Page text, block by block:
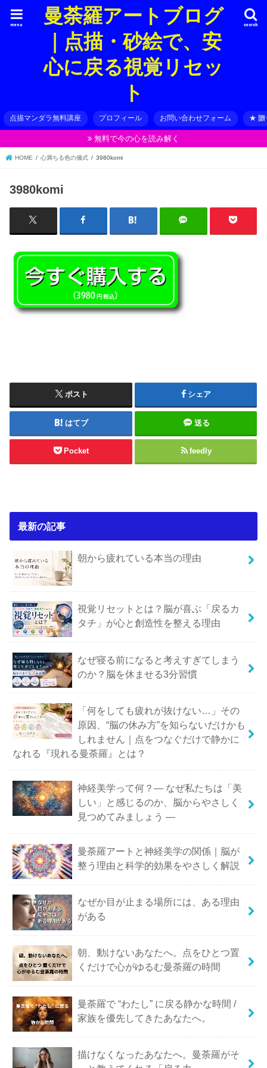
曼荼羅アートブログ
｜点描・砂絵で、安
心に戻る視覚リセッ
ト
search
menu
点描マンダラ無料講座 プロフィール お問い合わせフォーム ★ 贈
無料で今の心を読み解く
HOME 心満ちる色の儀式 3980komi
3980komi
ポスト シェア
はてブ 送る
Pocket feedly
最新の記事
朝から疲れている本当の理由
視覚リセットとは？脳が喜ぶ「戻るカ
タチ」が心と創造性を整える理由
なぜ寝る前になると考えすぎてしまう
のか？脳を休ませる3分習慣
「何をしても疲れが抜けない…」その
原因、“脳の休み方”を知らないだけかも
しれません｜点をつなぐだけで静かに
なれる『現れる曼荼羅』とは？
神経美学って何？― なぜ私たちは「美
しい」と感じるのか、脳からやさしく
見つめてみましょう ―
曼荼羅アートと神経美学の関係｜脳が
整う理由と科学的効果をやさしく解説
なぜか目が止まる場所には、ある理由
がある
朝、動けないあなたへ。点をひとつ置
くだけで心がゆるむ曼荼羅の時間
曼荼羅で “わたし” に戻る静かな時間 /
家族を優先してきたあなたへ。
描けなくなったあなたへ。曼荼羅がそ